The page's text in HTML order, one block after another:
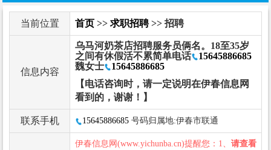
当前位置 首页 >> 求职招聘>> 招聘
信息内容
乌马河奶茶店招聘服务员俩名。18至35岁
之间有休假活不累简单电话
15645886685
魏女士
15645886685
【电话咨询时，请一定说明在伊春信息网
看到的，谢谢！】
联系手机 15645886685 号码归属地:伊春市联通
伊春信息网(www.yichunba.cn)提醒您：1、 请查看